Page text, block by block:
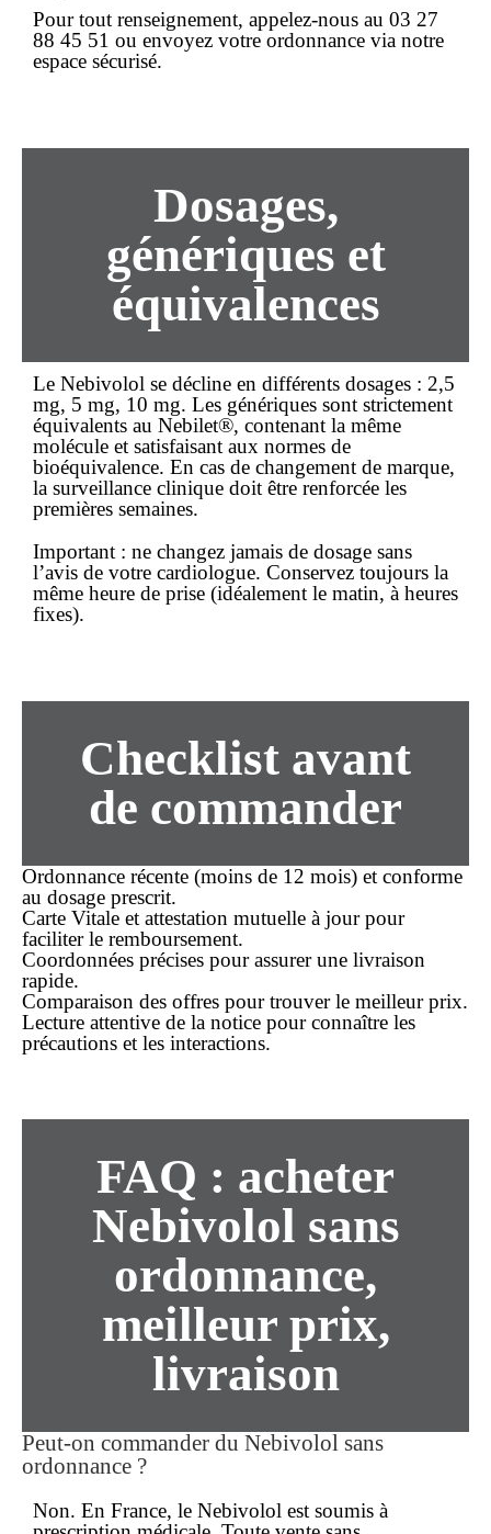
Pour tout renseignement, appelez-nous au 03 27
88 45 51 ou envoyez votre ordonnance via notre
espace sécurisé.
Dosages,
génériques et
équivalences
Le Nebivolol se décline en différents dosages : 2,5
mg, 5 mg, 10 mg. Les génériques sont strictement
équivalents au Nebilet®, contenant la même
molécule et satisfaisant aux normes de
bioéquivalence. En cas de changement de marque,
la surveillance clinique doit être renforcée les
premières semaines.
Important : ne changez jamais de dosage sans
l’avis de votre cardiologue. Conservez toujours la
même heure de prise (idéalement le matin, à heures
fixes).
Checklist avant
de commander
Ordonnance récente (moins de 12 mois) et conforme
au dosage prescrit.
Carte Vitale et attestation mutuelle à jour pour
faciliter le remboursement.
Coordonnées précises pour assurer une livraison
rapide.
Comparaison des offres pour trouver le meilleur prix.
Lecture attentive de la notice pour connaître les
précautions et les interactions.
FAQ : acheter
Nebivolol sans
ordonnance,
meilleur prix,
livraison
Peut-on commander du Nebivolol sans
ordonnance ?
Non. En France, le Nebivolol est soumis à